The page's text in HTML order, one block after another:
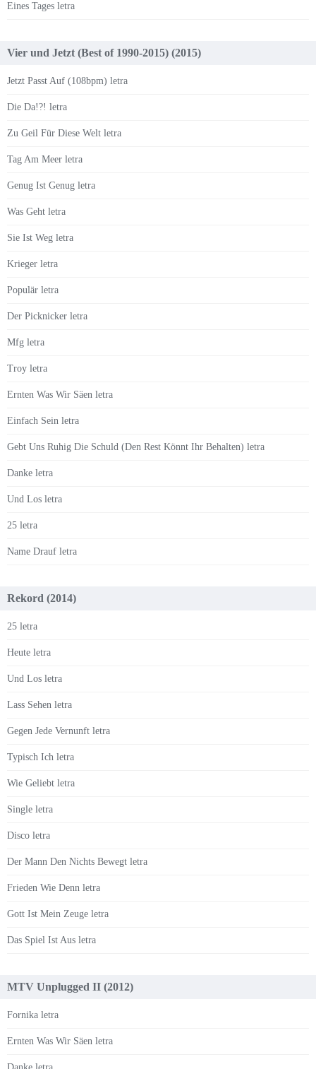
Eines Tages letra
Vier und Jetzt (Best of 1990-2015) (2015)
Jetzt Passt Auf (108bpm) letra
Die Da!?! letra
Zu Geil Für Diese Welt letra
Tag Am Meer letra
Genug Ist Genug letra
Was Geht letra
Sie Ist Weg letra
Krieger letra
Populär letra
Der Picknicker letra
Mfg letra
Troy letra
Ernten Was Wir Säen letra
Einfach Sein letra
Gebt Uns Ruhig Die Schuld (Den Rest Könnt Ihr Behalten) letra
Danke letra
Und Los letra
25 letra
Name Drauf letra
Rekord (2014)
25 letra
Heute letra
Und Los letra
Lass Sehen letra
Gegen Jede Vernunft letra
Typisch Ich letra
Wie Geliebt letra
Single letra
Disco letra
Der Mann Den Nichts Bewegt letra
Frieden Wie Denn letra
Gott Ist Mein Zeuge letra
Das Spiel Ist Aus letra
MTV Unplugged II (2012)
Fornika letra
Ernten Was Wir Säen letra